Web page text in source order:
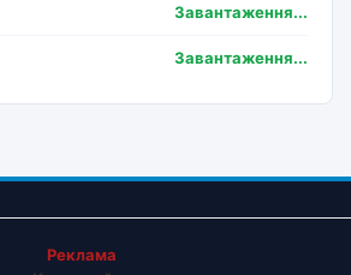
Завантаження...
Завантаження...
Реклама